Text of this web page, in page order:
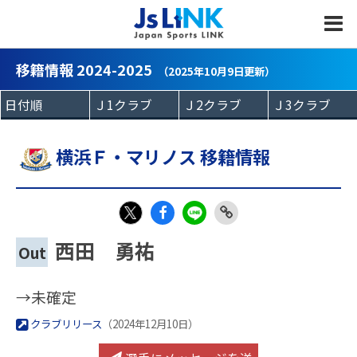
移籍情報 2024-2025 （2025年10月9日更新）
横浜Ｆ・マリノス 移籍情報
X
Out 西田 勇祐
→未確定
クラブリリース （2024年12月10日）